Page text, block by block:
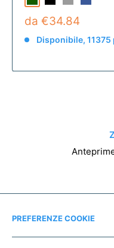
da €34.84
Disponibile, 11375
PREFERENZE COOKIE
Modifica consensi